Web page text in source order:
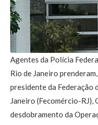
Agentes da Polícia
Rio de Janeiro
presidente da Federação
Janeiro (Fecomércio-RJ),
desdobramento da